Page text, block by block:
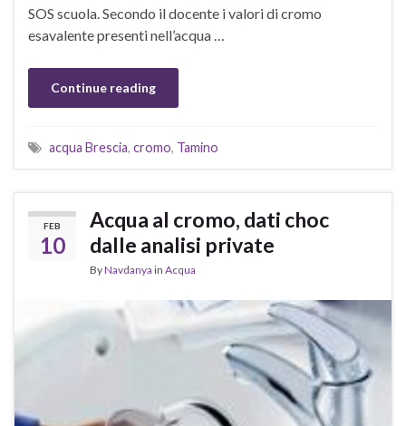
SOS scuola. Secondo il docente i valori di cromo
esavalente presenti nell’acqua …
Continue reading
acqua Brescia, cromo, Tamino
FEB
10
Acqua al cromo, dati choc
dalle analisi private
ByNavdanya in Acqua